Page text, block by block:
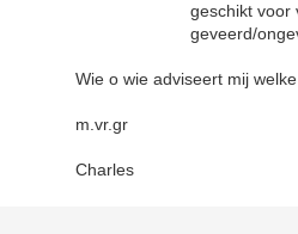
geschikt voor
geveerd/
Wie o wie adviseert mij
m.vr.gr
Charles